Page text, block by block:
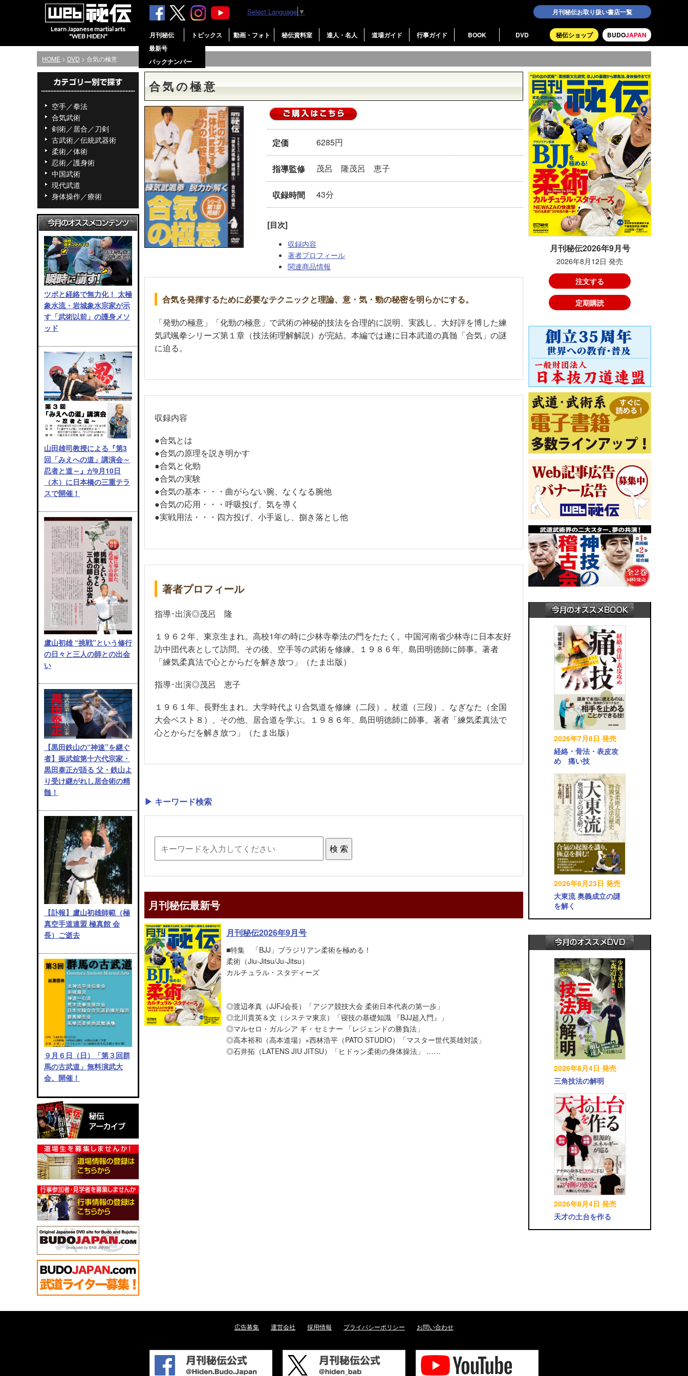
Learn Japanese martial arts
"WEB HIDEN"
月刊秘伝お取り扱い書店一覧
BUDOJAPAN
秘伝ショップ
月刊秘伝
最新号
バックナンバー
トピックス 動画・フォト 秘伝資料室 達人・名人 道場ガイド 行事ガイド BOOK DVD
Select Language ▼
HOME > DVD > 合気の極意
空手／拳法
合気武術
剣術／居合／刀剣
古武術／伝統武器術
柔術／体術
忍術／護身術
中国武術
現代武道
身体操作／療術
ツボと経絡で無力化！ 太極
象水流・岩城象水宗家が示
す「武術以前」の護身メソ
ッド
山田雄司教授による『第3
回「みえへの道」講演会～
忍者と道～』が9月10日
（木）に日本橋の三重テラ
スで開催！
盧山初雄 “挑戦”という修行
の日々と三人の師との出会
い
【黒田鉄山の“神速”を継ぐ
者】振武舘第十六代宗家・
黒田泰正が語る 父・鉄山よ
り受け継がれし居合術の精
髄！
【訃報】盧山初雄師範（極
真空手道連盟 極真館 会
長）ご逝去
９月６日（日）「第３回群
馬の古武道」無料演武大
会、開催！
合気の極意
定価 6285円
指導監修 茂呂 隆茂呂 恵子
収録時間 43分
[目次]
収録内容
著者プロフィール
関連商品情報
合気を発揮するために必要なテクニックと理論、意・気・勁の秘密を明らかにする。
「発勁の極意」「化勁の極意」で武術の神秘的技法を合理的に説明、実践し、大好評を博した練
気武颯拳シリーズ第１章（技法術理解解説）が完結。本編では遂に日本武道の真髄「合気」の謎
に迫る。
収録内容
●合気とは
●合気の原理を説き明かす
●合気と化勁
●合気の実験
●合気の基本・・・曲がらない腕、なくなる腕他
●合気の応用・・・呼吸投げ、気を導く
●実戦用法・・・四方投げ、小手返し、捌き落とし他
著者プロフィール
指導･出演◎茂呂 隆
１９６２年、東京生まれ。高校1年の時に少林寺拳法の門をたたく。中国河南省少林寺に日本友好
訪中団代表として訪問。その後、空手等の武術を修練。１９８６年、島田明徳師に師事。著者
「練気柔真法で心とからだを解き放つ」（たま出版）
指導･出演◎茂呂 恵子
１９６１年、長野生まれ。大学時代より合気道を修練（二段）。杖道（三段）、なぎなた（全国
大会ベスト８）、その他、居合道を学ぶ。１９８６年、島田明徳師に師事。著者「練気柔真法で
心とからだを解き放つ」（たま出版）
▶ キーワード検索
月刊秘伝最新号
月刊秘伝2026年9月号
■特集 「BJJ」ブラジリアン柔術を極める！
柔術（Jiu-Jitsu/Ju-Jitsu）
カルチュラル・スタディーズ
◎渡辺孝真（JJFJ会長）「アジア競技大会 柔術日本代表の第一歩」
◎北川貴英＆文（システマ東京）「寝技の基礎知識 『BJJ超入門』」
◎マルセロ・ガルシア ギ・セミナー 「レジェンドの勝負法」
◎高本裕和（高本道場）×西林浩平（PATO STUDIO）「マスター世代英雄対談」
◎石井拓（LATENS JIU JITSU）「ヒドゥン柔術の身体操法」 ……
月刊秘伝2026年9月号
2026年8月12日 発売
注文する
定期購読
2026年7月8日 発売
経絡・骨法・表皮攻
め 痛い技
2026年6月23日 発売
大東流 奥義成立の謎
を解く
2026年8月4日 発売
三角技法の解明
2026年8月4日 発売
天才の土台を作る
広告募集 運営会社 採用情報 プライバシーポリシー お問い合わせ